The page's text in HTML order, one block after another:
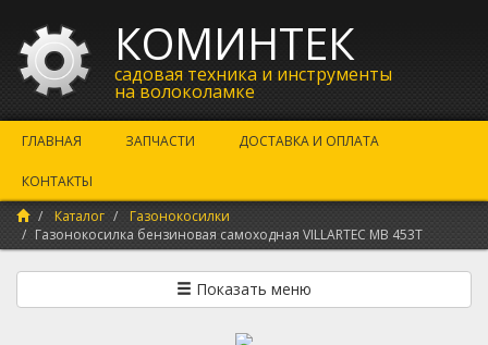
КОМИНТЕК
садовая техника и инструменты
на волоколамке
ГЛАВНАЯ ЗАПЧАСТИ ДОСТАВКА И ОПЛАТА
КОНТАКТЫ
Каталог
Газонокосилки
Газонокосилка бензиновая самоходная VILLARTEC MB 453T
Показать меню